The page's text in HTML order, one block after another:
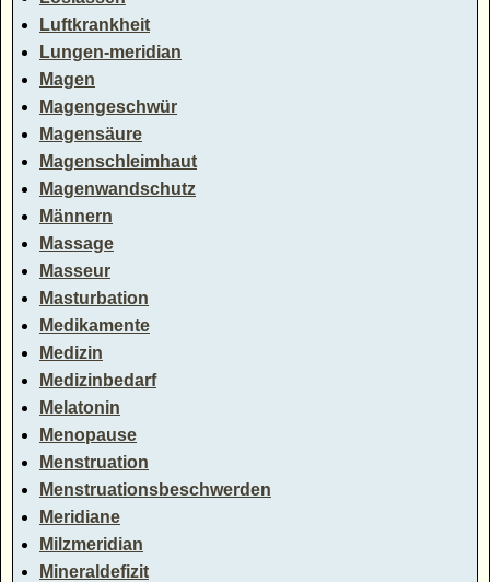
Luftkrankheit
Lungen-meridian
Magen
Magengeschwür
Magensäure
Magenschleimhaut
Magenwandschutz
Männern
Massage
Masseur
Masturbation
Medikamente
Medizin
Medizinbedarf
Melatonin
Menopause
Menstruation
Menstruationsbeschwerden
Meridiane
Milzmeridian
Mineraldefizit